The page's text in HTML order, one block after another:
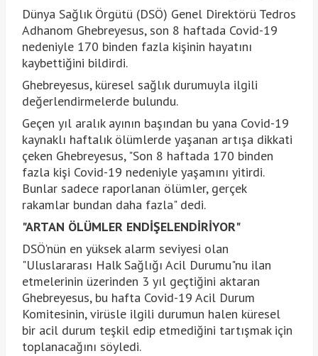
Dünya Sağlık Örgütü (DSÖ) Genel Direktörü Tedros
Adhanom Ghebreyesus, son 8 haftada Covid-19
nedeniyle 170 binden fazla kişinin hayatını
kaybettiğini bildirdi.
Ghebreyesus, küresel sağlık durumuyla ilgili
değerlendirmelerde bulundu.
Geçen yıl aralık ayının başından bu yana Covid-19
kaynaklı haftalık ölümlerde yaşanan artışa dikkati
çeken Ghebreyesus, "Son 8 haftada 170 binden
fazla kişi Covid-19 nedeniyle yaşamını yitirdi.
Bunlar sadece raporlanan ölümler, gerçek
rakamlar bundan daha fazla" dedi.
"ARTAN ÖLÜMLER ENDİŞELENDİRİYOR"
DSÖ'nün en yüksek alarm seviyesi olan
"Uluslararası Halk Sağlığı Acil Durumu"nu ilan
etmelerinin üzerinden 3 yıl geçtiğini aktaran
Ghebreyesus, bu hafta Covid-19 Acil Durum
Komitesinin, virüsle ilgili durumun halen küresel
bir acil durum teşkil edip etmediğini tartışmak için
toplanacağını söyledi.